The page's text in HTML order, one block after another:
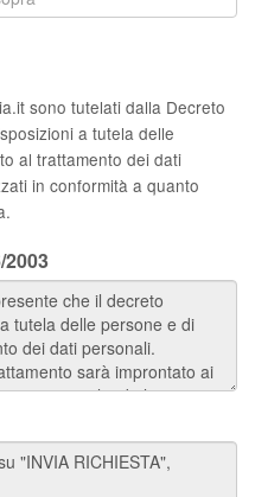
sono tutelati dalla Decreto
a tutela delle
al trattamento dei dati
in conformità a quanto